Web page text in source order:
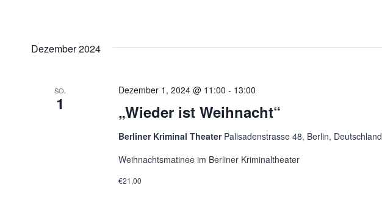
Dezember 2024
SO.
1 „Wieder ist Weihnacht“
Dezember 1, 2024 @ 11:00 - 13:00
Berliner Kriminal Theater Palisadenstrasse 48, Berlin, Deutschland
Weihnachtsmatinee im Berliner Kriminaltheater
€21,00